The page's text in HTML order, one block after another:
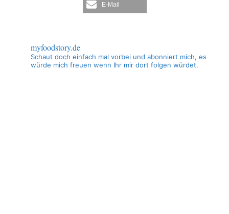
E-Mail
myfoodstory.de
Schaut doch einfach mal vorbei und abonniert mich, es
würde mich freuen wenn Ihr mir dort folgen würdet.